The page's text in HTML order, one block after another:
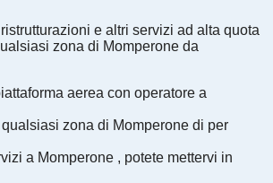
e altri servizi ad alta quota
zona di Momperone da
aerea con operatore a
zona di Momperone di per
a Momperone , potete mettervi in